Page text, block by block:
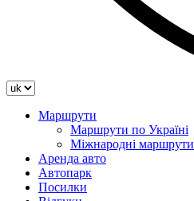
Маршрути
Маршрути по Україні
Міжнародні маршрути
Аренда авто
Автопарк
Посилки